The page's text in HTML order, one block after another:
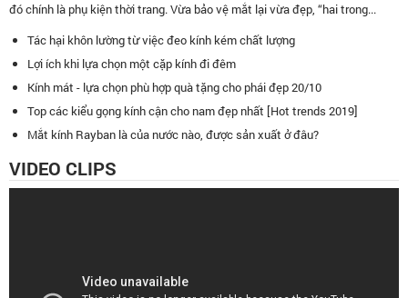
đó chính là phụ kiện thời trang. Vừa bảo vệ mắt lại vừa đẹp, “hai trong...
Tác hại khôn lường từ việc đeo kính kém chất lượng
Lợi ích khi lựa chọn một cặp kính đi đêm
Kính mát - lựa chọn phù hợp quà tặng cho phái đẹp 20/10
Top các kiểu gọng kính cận cho nam đẹp nhất [Hot trends 2019]
Mắt kính Rayban là của nước nào, được sản xuất ở đâu?
VIDEO CLIPS